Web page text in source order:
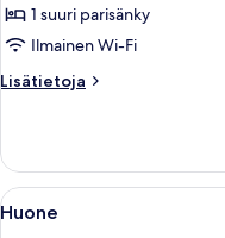
1 suuri parisänky
Ilmainen Wi-Fi
Lisätietoja
Lisätietoja
Avaa
kaikki
5
Huone